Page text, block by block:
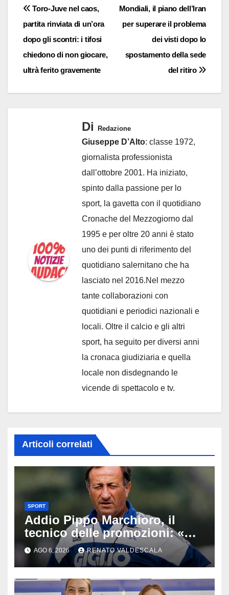
Navigazione
articoli
Mondiali, il piano dell’Iran
per superare il problema
dei visti dopo lo
spostamento della sede
del ritiro
Toro-Juve nel caos,
partita rinviata di un’ora
dopo gli scontri: i tifosi
chiedono di non giocare,
ultrà ferito gravemente
Di Redazione
Giuseppe D’Alto: classe 1972,
giornalista professionista
dall’ottobre 2001. Ha iniziato,
spinto dalla passione per lo
sport, la gavetta con il quotidiano
Cronache del Mezzogiorno dal
1995 e per oltre 20 anni è stato
uno dei punti di riferimento del
quotidiano salernitano che ha
lasciato nel 2016.Nel mezzo
tante collaborazioni con
quotidiani e periodici nazionali e
locali. Oltre il calcio e gli altri
sport, ha seguito per diversi anni
la cronaca giudiziaria e quella
locale non disdegnando le
vicende di spettacolo e tv.
Articoli correlati
SPORT
Addio Pippo Marchioro, il
tecnico delle promozioni: «Ha
scritto pagine indimenticabili
del nostro calcio»
AGO 6, 2026 RENATO VALDESCALA